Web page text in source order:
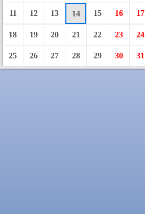
11 12 13 14 15 16 17
18 19 20 21 22 23 24
25 26 27 28 29 30 31